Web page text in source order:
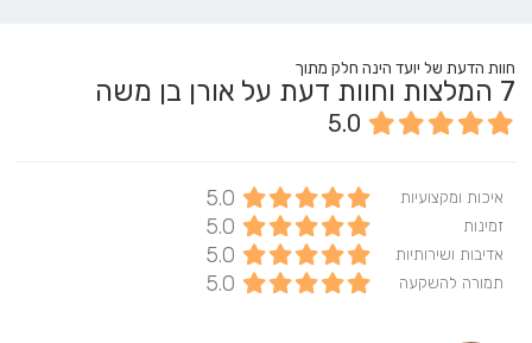
חוות הדעת של יועד הינה חלק מתוך
7 המלצות וחוות דעת על אורן בן משה
5.0
איכות ומקצועיות 5.0
זמינות 5.0
אדיבות ושירותיות 5.0
תמורה להשקעה 5.0